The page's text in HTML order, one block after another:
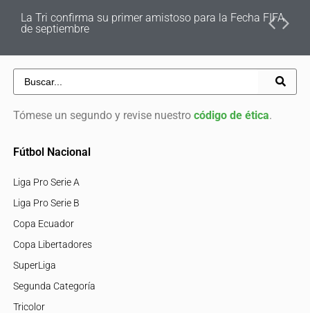
La Tri confirma su primer amistoso para la Fecha FIFA
de septiembre
Tómese un segundo y revise nuestro código de ética.
Fútbol Nacional
Liga Pro Serie A
Liga Pro Serie B
Copa Ecuador
Copa Libertadores
SuperLiga
Segunda Categoría
Tricolor